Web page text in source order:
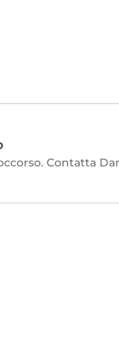
Contatta